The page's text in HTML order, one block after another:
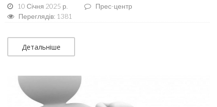
10 Січня 2025 р.
Прес-центр
Переглядів: 1381
Детальніше